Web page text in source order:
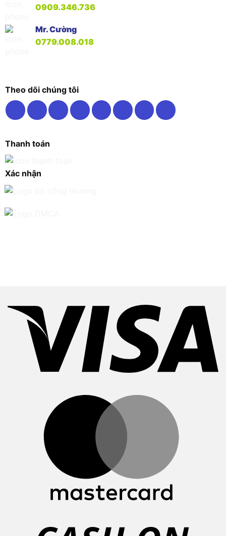
0909.346.736
Mr. Cường
0779.008.018
Theo dõi chúng tôi
Thanh toán
Xác nhận